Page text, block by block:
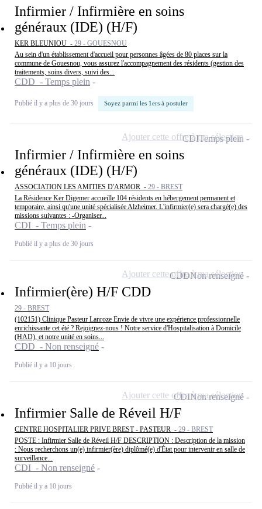
Infirmier / Infirmière en soins
généraux (IDE) (H/F)
KER BLEUNIOU - 29 - GOUESNOU
Au sein d'un établissement d'accueil pour personnes âgées de 80 places sur la
commune de Gouesnou, vous assurez l'accompagnement des résidents (gestion des
traitements, soins divers, suivi des...
CDD - Temps plein
Publié il y a plus de 30 jours Soyez parmi les 1ers à postuler
Infirmier / Infirmière en soins
généraux (IDE) (H/F)
ASSOCIATION LES AMITIES D'ARMOR - 29 - BREST
La Résidence Ker Digemer accueille 104 résidents en hébergement permanent et
temporaire, ainsi qu'une unité spécialisée Alzheimer. L'infirmier(e) sera chargé(e) des
missions suivantes : -Organiser...
CDI - Temps plein
Publié il y a plus de 30 jours
CDITemps plein
Ajouter cette offre à ma sélection
Infirmier(ère) H/F CDD
29 - BREST
(102151) Clinique Pasteur Lanroze Envie de vivre une expérience professionnelle
enrichissante cet été ? Rejoignez-nous ! Notre service d'Hospitalisation à Domicile
(HAD), et notre unité en soins...
CDD - Non renseigné
Publié il y a 10 jours
CDDNon renseigné
Ajouter cette offre à ma sélection
Infirmier Salle de Réveil H/F
CENTRE HOSPITALIER PRIVE BREST - PASTEUR - 29 - BREST
POSTE : Infirmier Salle de Réveil H/F DESCRIPTION : Description de la mission
: Nous recherchons un(e) infirmier(ère) diplômé(e) d'État pour intervenir en salle de
surveillance...
CDI - Non renseigné
Publié il y a 10 jours
CDINon renseigné
Ajouter cette offre à ma sélection